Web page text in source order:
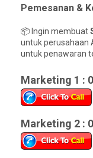
Pemesanan &
📦 Ingin membuat
untuk perusahaan
untuk penawaran
Marketing 1 :
Marketing 2 :